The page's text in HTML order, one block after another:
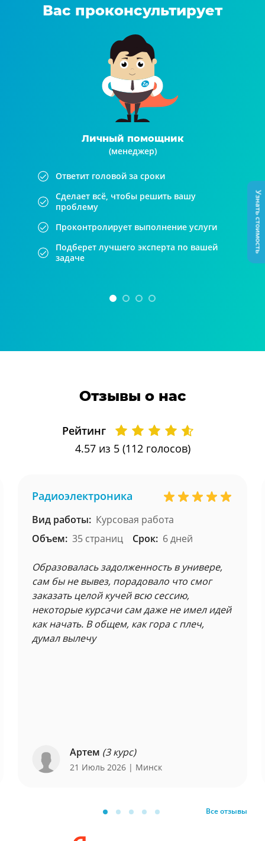
Вас проконсультирует
Личный помощник
(менеджер)
Ответит головой за сроки
Сделает всё, чтобы решить вашу
проблему
Проконтролирует выполнение услуги
Подберет лучшего эксперта по вашей
задаче
Отзывы о нас
Рейтинг
4.57из 5 (112 голосов)
Радиоэлектроника
Вид работы: Курсовая работа
Объем: 35 страниц Срок: 6 дней
Образовалась задолженность в универе,
сам бы не вывез, порадовало что смог
заказать целой кучей всю сессию,
некоторые курсачи сам даже не имел идей
как начать. В общем, как гора с плеч,
думал вылечу
Артем (3 курс)
21 Июль 2026 | Минск
Все отзывы
Узнать стоимость